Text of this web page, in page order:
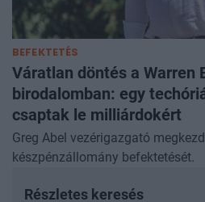
BEFEKTETÉS
Váratlan döntés a
birodalomban: egy
csaptak le milliárdokért
Greg Abel vezérigazgató
készpénzállomány befektetését.
Részletes keresés